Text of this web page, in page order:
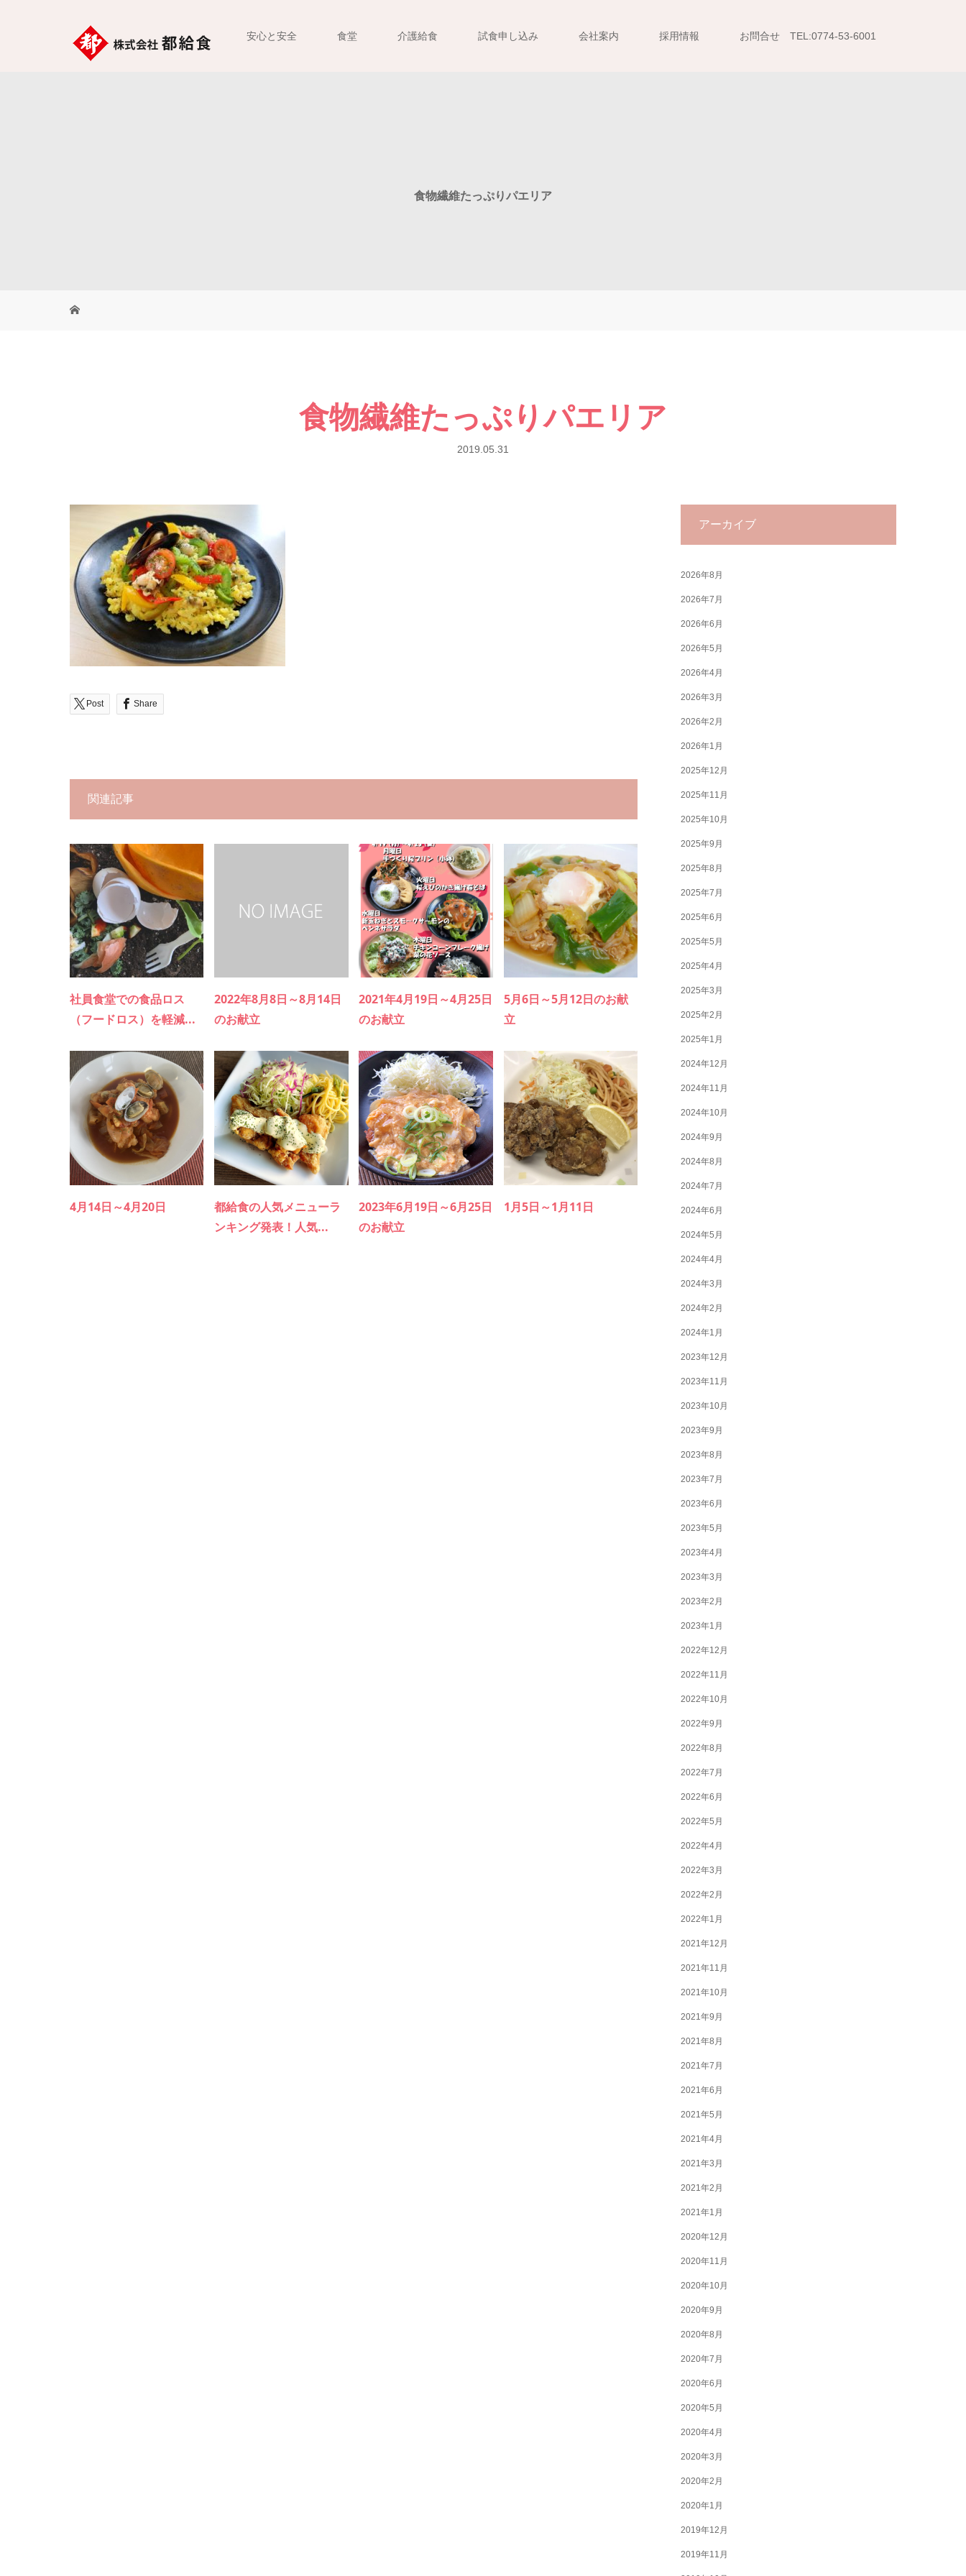
安心と安全 食堂 介護給食 試食申し込み 会社案内 採用情報 お問合せ TEL:0774-53-6001
食物繊維たっぷりパエリア
食物繊維たっぷりパエリア
2019.05.31
Post Share
関連記事
社員食堂での食品ロス
（フードロス）を軽減...
2022年8月8日～8月14日
のお献立
2021年4月19日～4月25日
のお献立
5月6日～5月12日のお献
立
4月14日～4月20日
都給食の人気メニューラ
ンキング発表！人気...
2023年6月19日～6月25日
のお献立
1月5日～1月11日
アーカイブ
2026年8月
2026年7月
2026年6月
2026年5月
2026年4月
2026年3月
2026年2月
2026年1月
2025年12月
2025年11月
2025年10月
2025年9月
2025年8月
2025年7月
2025年6月
2025年5月
2025年4月
2025年3月
2025年2月
2025年1月
2024年12月
2024年11月
2024年10月
2024年9月
2024年8月
2024年7月
2024年6月
2024年5月
2024年4月
2024年3月
2024年2月
2024年1月
2023年12月
2023年11月
2023年10月
2023年9月
2023年8月
2023年7月
2023年6月
2023年5月
2023年4月
2023年3月
2023年2月
2023年1月
2022年12月
2022年11月
2022年10月
2022年9月
2022年8月
2022年7月
2022年6月
2022年5月
2022年4月
2022年3月
2022年2月
2022年1月
2021年12月
2021年11月
2021年10月
2021年9月
2021年8月
2021年7月
2021年6月
2021年5月
2021年4月
2021年3月
2021年2月
2021年1月
2020年12月
2020年11月
2020年10月
2020年9月
2020年8月
2020年7月
2020年6月
2020年5月
2020年4月
2020年3月
2020年2月
2020年1月
2019年12月
2019年11月